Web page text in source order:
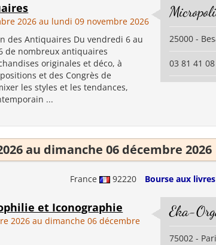
2026 au lundi 09 novembre 2026
des Antiquaires Du vendredi 6 au
de nombreux antiquaires
originales et déco, à
et des Congrès de
les styles et les tendances,
...
25000 -
03 81 41
au dimanche 06 décembre 2026
France 92220 Bourse aux
et Iconographie
2026 au dimanche 06 décembre
Eka-
75002 -